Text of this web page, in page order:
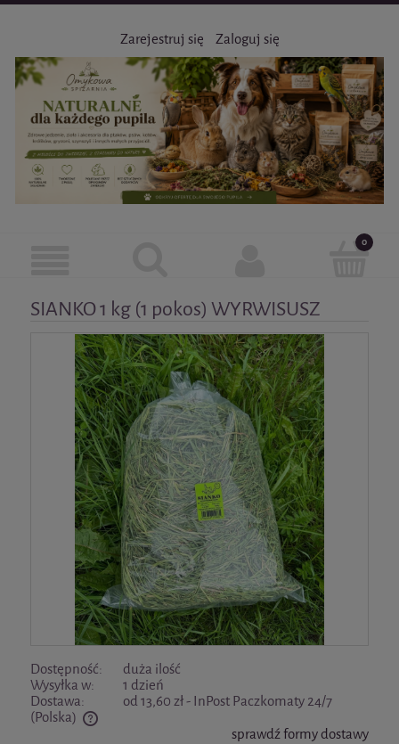
Zarejestruj się Zaloguj się
SIANKO 1 kg (1 pokos) WYRWISUSZ
Dostępność:
duża ilość
Wysyłka w:
1 dzień
Dostawa:
od 13,60 zł - InPost Paczkomaty 24/7
(Polska)
Cena nie zawiera ewentualnych kosztów płatnościsprawdź formy dostawy